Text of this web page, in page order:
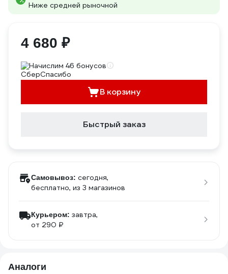
Ниже средней рыночной
4 680 ₽
Начислим 46 бонусов
В корзину
Быстрый заказ
Самовывоз: сегодня,
бесплатно, из 3 магазинов
Курьером: завтра,
от 290 ₽
Аналоги